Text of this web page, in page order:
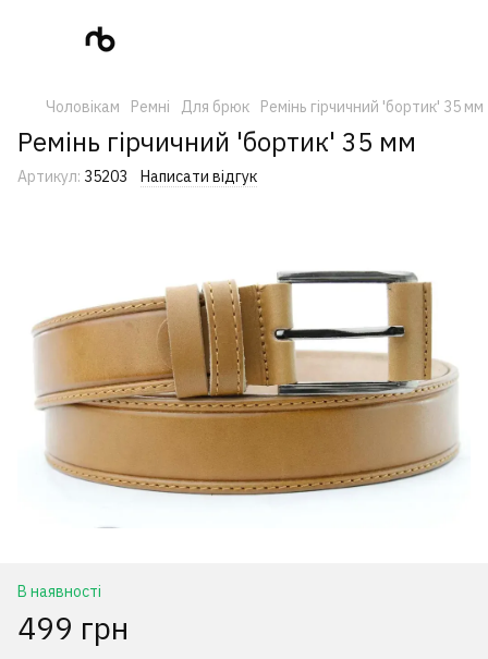
Чоловікам Ремні Для брюк Ремінь гірчичний 'бортик' 35 мм
Ремінь гірчичний 'бортик' 35 мм
Артикул: 35203 Написати відгук
В наявності
499 грн